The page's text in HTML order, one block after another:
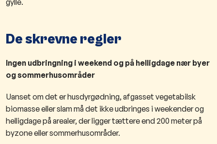
​De skrevne regler
Ingen udbringning i weekend og på helligdage nær byer
og sommerhusområder
Uanset om det er husdyrgødning, afgasset vegetabilsk
biomasse eller slam må det ikke udbringes i weekender og
helligdage på arealer, der ligger tættere end 200 meter på
byzone eller sommerhusområder.